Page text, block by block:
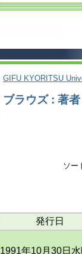
GIFU KYORITSU
ブラウズ : 著
ソー
発行日
1991年10月30日水